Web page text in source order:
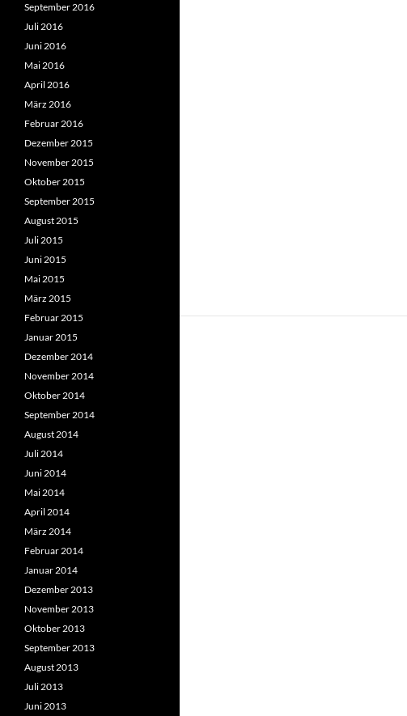
September 2016
Juli 2016
Juni 2016
Mai 2016
April 2016
März 2016
Februar 2016
Dezember 2015
November 2015
Oktober 2015
September 2015
August 2015
Juli 2015
Juni 2015
Mai 2015
März 2015
Februar 2015
Januar 2015
Dezember 2014
November 2014
Oktober 2014
September 2014
August 2014
Juli 2014
Juni 2014
Mai 2014
April 2014
März 2014
Februar 2014
Januar 2014
Dezember 2013
November 2013
Oktober 2013
September 2013
August 2013
Juli 2013
Juni 2013